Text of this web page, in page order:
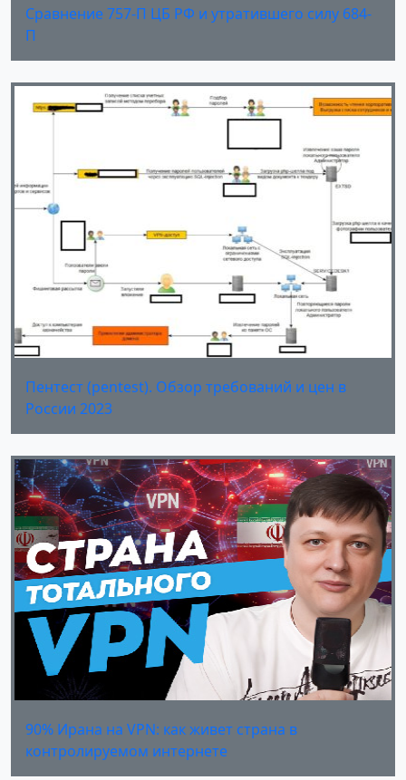
Сравнение 757-П ЦБ РФ и утратившего силу 684-
П
Пентест (pentest). Обзор требований и цен в
России 2023
90% Ирана на VPN: как живет страна в
контролируемом интернете